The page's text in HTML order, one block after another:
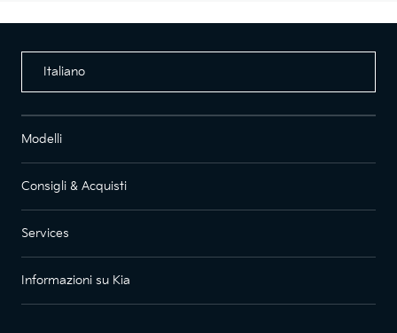
Italiano
Modelli
Consigli & Acquisti
Services
Informazioni su Kia